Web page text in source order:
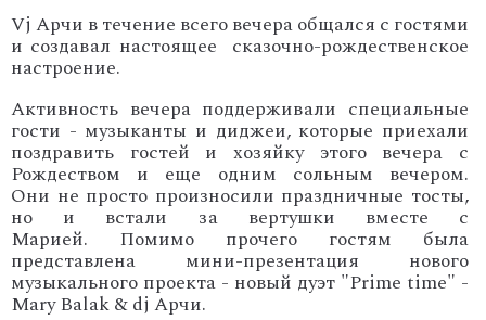
Vj Aрчи в течение всего вечера общался с гостями
и создавал настоящее сказочно-рождественское
настроение.
Активность вечера поддерживали специальные
гости - музыканты и диджеи, которые приехали
поздравить гостей и хозяйку этого вечера с
Рождеством и еще одним сольным вечером.
Они не просто произносили праздничные тосты,
но и встали за вертушки вместе с
Марией. Помимо прочего гостям была
представлена мини-презентация нового
музыкального проекта - новый дуэт "Prime time" -
Mary Balak & dj Арчи.